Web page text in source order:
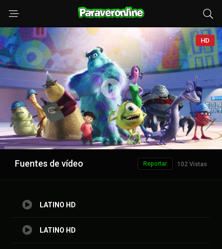
HD
Anuncio
Fuentes de vídeo 102 Vistas
Reportar
LATINO HD
LATINO HD